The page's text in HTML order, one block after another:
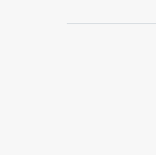
χορήγησης
της